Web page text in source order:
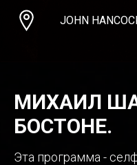
JOHN
МИХАИЛ
БОСТОНЕ.
Эта программа -